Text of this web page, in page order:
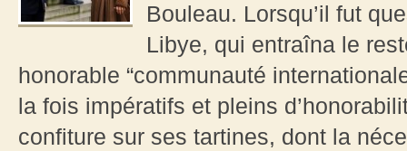
Bouleau. Lorsqu’il fut
Libye, qui entraîna le
honorable “communauté
la fois impératifs et pleins
confiture sur ses tartines, dont la